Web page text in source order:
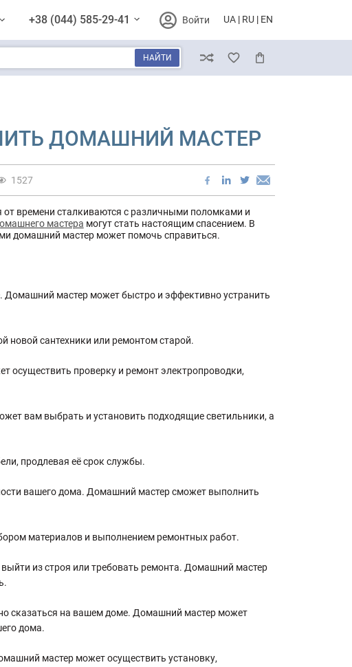
+38 (044) 585-29-41 Войти UA RU EN
НАЙТИ СравнениеИзбранноеКорзина
ДОМАШНИЙ МАСТЕР
1527
времени сталкиваются с различными поломками и
мастера могут стать настоящим спасением. В
домашний мастер может помочь справиться.
мастер может быстро и эффективно устранить
новой сантехники или ремонтом старой.
осуществить проверку и ремонт электропроводки,
вам выбрать и установить подходящие светильники, а
продлевая её срок службы.
вашего дома. Домашний мастер сможет выполнить
материалов и выполнением ремонтных работ.
из строя или требовать ремонта. Домашний мастер
сказаться на вашем доме. Домашний мастер может
дома.
мастер может осуществить установку,